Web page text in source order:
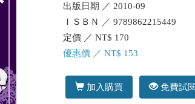
出版日期 ／ 2010-09
ＩＳＢＮ ／ 9789862215449
定價 ／ NT$ 170
優惠價 ／ NT$ 153
加入購買 免費試